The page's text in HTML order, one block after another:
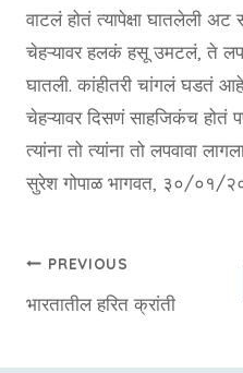
वाटलं होतं त्यापेक्षा घातलेली अट
चेहऱ्यावर हलकं हसू उमटलं, ते
घातली. कांहीतरी चांगलं घडतं
चेहऱ्यावर दिसणं साहजिकंच होतं
त्यांना तो त्यांना तो लपवावा
सुरेश गोपाळ भागवत, ३०/०१/
Post
navigation
PREVIOUS
भारतातील हरित क्रांती